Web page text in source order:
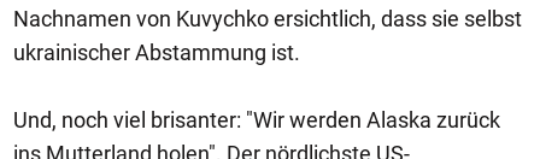
Nachnamen von Kuvychko ersichtlich, dass sie selbst
ukrainischer Abstammung ist.
Und, noch viel brisanter: "Wir werden Alaska zurück
ins Mutterland holen". Der nördlichste US-